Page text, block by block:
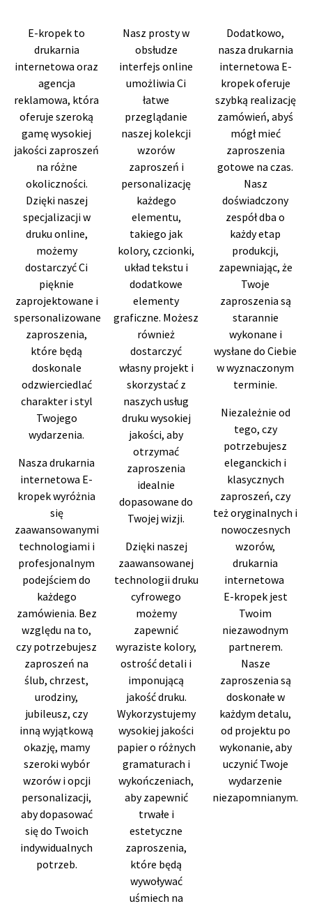
SPRAWDŹ
TERAZ
E-kropek to
drukarnia
internetowa oraz
agencja
reklamowa, która
oferuje szeroką
gamę wysokiej
jakości zaproszeń
na różne
okoliczności.
Dzięki naszej
specjalizacji w
druku online,
możemy
dostarczyć Ci
pięknie
zaprojektowane i
spersonalizowane
zaproszenia,
które będą
doskonale
odzwierciedlać
charakter i styl
Twojego
wydarzenia.
Nasza drukarnia
internetowa E-
kropek wyróżnia
się
zaawansowanymi
technologiami i
profesjonalnym
podejściem do
każdego
zamówienia. Bez
względu na to,
czy potrzebujesz
zaproszeń na
ślub, chrzest,
urodziny,
jubileusz, czy
inną wyjątkową
okazję, mamy
szeroki wybór
wzorów i opcji
personalizacji,
aby dopasować
się do Twoich
indywidualnych
potrzeb.
Nasz prosty w
obsłudze
interfejs online
umożliwia Ci
łatwe
przeglądanie
naszej kolekcji
wzorów
zaproszeń i
personalizację
każdego
elementu,
takiego jak
kolory, czcionki,
układ tekstu i
dodatkowe
elementy
graficzne. Możesz
również
dostarczyć
własny projekt i
skorzystać z
naszych usług
druku wysokiej
jakości, aby
otrzymać
zaproszenia
idealnie
dopasowane do
Twojej wizji.
Dzięki naszej
zaawansowanej
technologii druku
cyfrowego
możemy
zapewnić
wyraziste kolory,
ostrość detali i
imponującą
jakość druku.
Wykorzystujemy
wysokiej jakości
papier o różnych
gramaturach i
wykończeniach,
aby zapewnić
trwałe i
estetyczne
zaproszenia,
które będą
wywoływać
uśmiech na
Dodatkowo,
nasza drukarnia
internetowa E-
kropek oferuje
szybką realizację
zamówień, abyś
mógł mieć
zaproszenia
gotowe na czas.
Nasz
doświadczony
zespół dba o
każdy etap
produkcji,
zapewniając, że
Twoje
zaproszenia są
starannie
wykonane i
wysłane do Ciebie
w wyznaczonym
terminie.
Niezależnie od
tego, czy
potrzebujesz
eleganckich i
klasycznych
zaproszeń, czy
też oryginalnych i
nowoczesnych
wzorów,
drukarnia
internetowa
E-kropek jest
Twoim
niezawodnym
partnerem.
Nasze
zaproszenia są
doskonałe w
każdym detalu,
od projektu po
wykonanie, aby
uczynić Twoje
wydarzenie
niezapomnianym.